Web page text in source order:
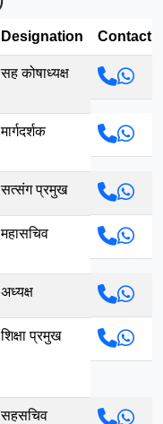
Designation Contact
सह कोषाध्यक्ष
मार्गदर्शक
सत्संग प्रमुख
महासचिव
अध्यक्ष
शिक्षा प्रमुख
सहसचिव